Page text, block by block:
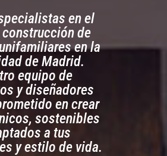
en el
de
en la
de Madrid.
equipo de
y diseñadores
en crear
sostenibles
a tus
y estilo de vida.